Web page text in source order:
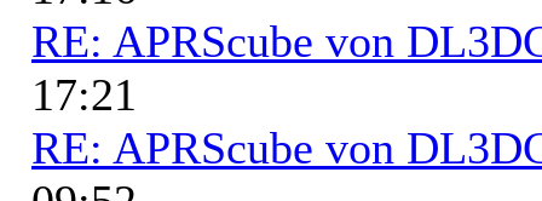
RE: APRScube von
17:21
RE: APRScube von